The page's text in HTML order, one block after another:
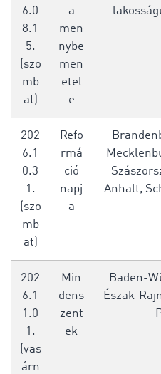
6.0
8.1
5.
(szo
mb
at)
a
men
nybe
men
etel
e
202
6.1
0.3
1.
(szo
mb
at)
Refo
rmá
ció
napj
a
Anhalt,
202
6.1
1.0
1.
(vas
árn
Min
dens
zent
ek
Baden-
Észak-